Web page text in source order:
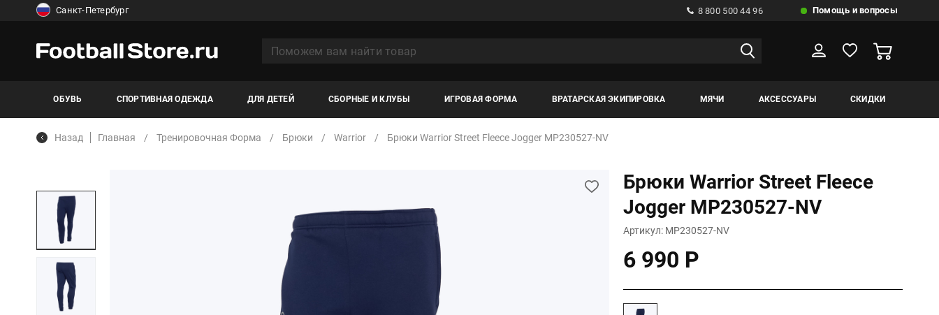
Санкт-Петербург 8 800 500 44 96 Помощь и вопросы
ОБУВЬ СПОРТИВНАЯ ОДЕЖДА ДЛЯ ДЕТЕЙ СБОРНЫЕ И КЛУБЫ ИГРОВАЯ ФОРМА ВРАТАРСКАЯ ЭКИПИРОВКА МЯЧИ АКСЕССУАРЫ СКИДКИ
Назад Главная Тренировочная Форма Брюки Warrior Брюки Warrior Street Fleece Jogger MP230527-NV
Брюки Warrior Street Fleece
Jogger MP230527-NV
Артикул: MP230527-NV
6 990 Р